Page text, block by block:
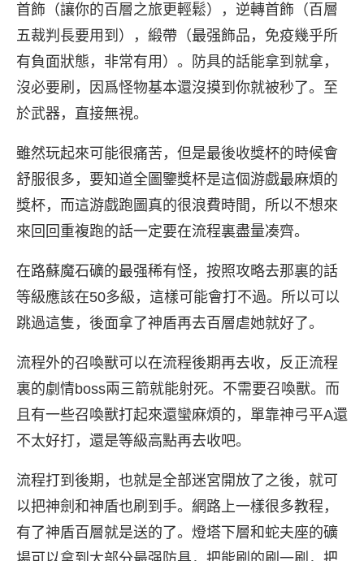
首飾（讓你的百層之旅更輕鬆），逆轉首飾（百層
五裁判長要用到），緞帶（最强飾品，免疫幾乎所
有負面狀態，非常有用）。防具的話能拿到就拿，
沒必要刷，因爲怪物基本還沒摸到你就被秒了。至
於武器，直接無視。
雖然玩起來可能很痛苦，但是最後收獎杯的時候會
舒服很多，要知道全圖鑒獎杯是這個游戲最麻煩的
獎杯，而這游戲跑圖真的很浪費時間，所以不想來
來回回重複跑的話一定要在流程裏盡量凑齊。
在路蘇魔石礦的最强稀有怪，按照攻略去那裏的話
等級應該在50多級，這樣可能會打不過。所以可以
跳過這隻，後面拿了神盾再去百層虐她就好了。
流程外的召喚獸可以在流程後期再去收，反正流程
裏的劇情boss兩三箭就能射死。不需要召喚獸。而
且有一些召喚獸打起來還蠻麻煩的，單靠神弓平A還
不太好打，還是等級高點再去收吧。
流程打到後期，也就是全部迷宮開放了之後，就可
以把神劍和神盾也刷到手。網路上一樣很多教程，
有了神盾百層就是送的了。燈塔下層和蛇夫座的礦